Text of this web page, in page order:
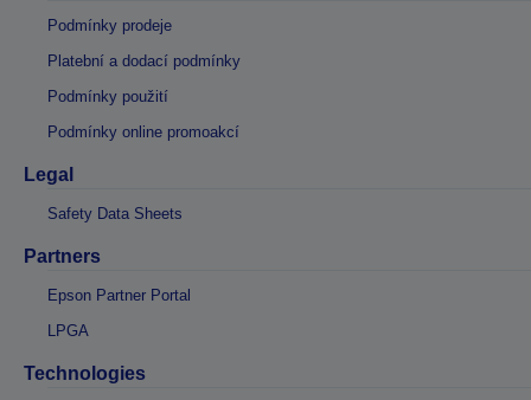
Podmínky prodeje
Platební a dodací podmínky
Podmínky použití
Podmínky online promoakcí
Legal
Safety Data Sheets
Partners
Epson Partner Portal
LPGA
Technologies